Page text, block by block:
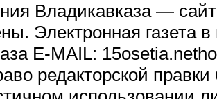
Владикавказа —
Электронная газета
E-MAIL:
редакторской